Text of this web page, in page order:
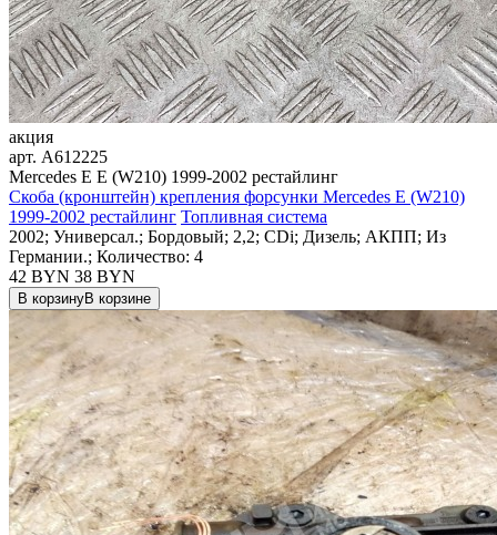
акция
арт. A612225
Mercedes E E (W210) 1999-2002 рестайлинг
Скоба (кронштейн) крепления форсунки Mercedes E (W210)
1999-2002 рестайлинг Топливная система
2002; Универсал.; Бордовый; 2,2; CDi; Дизель; АКПП; Из
Германии.; Количество: 4
42 BYN 38 BYN
В корзинуВ корзине